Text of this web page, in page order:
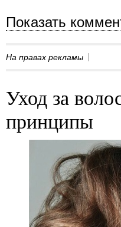
Показать
На правах рекламы
Уход за
принципы